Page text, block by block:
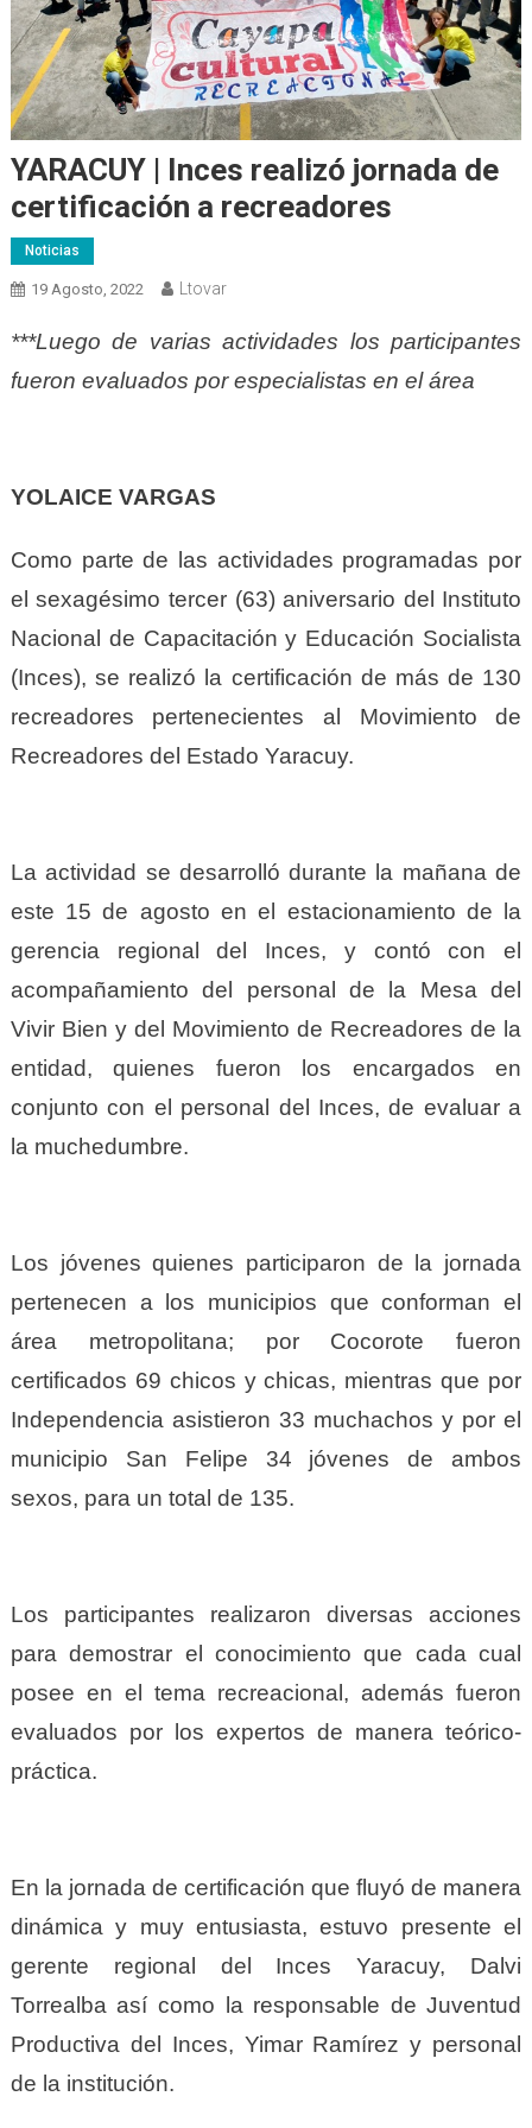
YARACUY | Inces realizó jornada de
certificación a recreadores
Noticias
19 Agosto, 2022 Ltovar
***Luego de varias actividades los participantes
fueron evaluados por especialistas en el área
YOLAICE VARGAS
Como parte de las actividades programadas por
el sexagésimo tercer (63) aniversario del Instituto
Nacional de Capacitación y Educación Socialista
(Inces), se realizó la certificación de más de 130
recreadores pertenecientes al Movimiento de
Recreadores del Estado Yaracuy.
La actividad se desarrolló durante la mañana de
este 15 de agosto en el estacionamiento de la
gerencia regional del Inces, y contó con el
acompañamiento del personal de la Mesa del
Vivir Bien y del Movimiento de Recreadores de la
entidad, quienes fueron los encargados en
conjunto con el personal del Inces, de evaluar a
la muchedumbre.
Los jóvenes quienes participaron de la jornada
pertenecen a los municipios que conforman el
área metropolitana; por Cocorote fueron
certificados 69 chicos y chicas, mientras que por
Independencia asistieron 33 muchachos y por el
municipio San Felipe 34 jóvenes de ambos
sexos, para un total de 135.
Los participantes realizaron diversas acciones
para demostrar el conocimiento que cada cual
posee en el tema recreacional, además fueron
evaluados por los expertos de manera teórico-
práctica.
En la jornada de certificación que fluyó de manera
dinámica y muy entusiasta, estuvo presente el
gerente regional del Inces Yaracuy, Dalvi
Torrealba así como la responsable de Juventud
Productiva del Inces, Yimar Ramírez y personal
de la institución.